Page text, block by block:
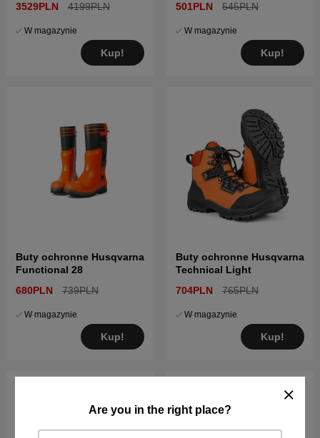
Are you in the right place?
3529PLN 4199PLN
W magazynie
Kup!
501PLN 545PLN
W magazynie
Kup!
Buty ochronne Husqvarna
Functional 28
680PLN
739PLN
W magazynie
Kup!
Buty ochronne Husqvarna
Technical Light
704PLN
765PLN
W magazynie
Kup!